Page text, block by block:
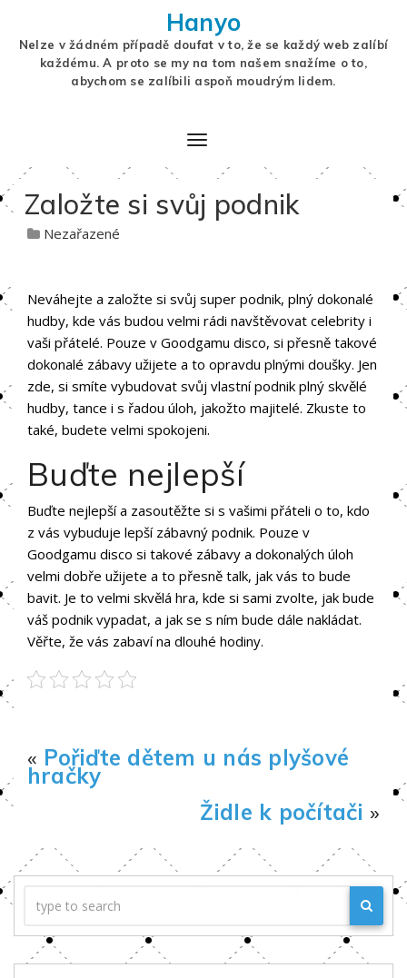
Hanyo
Nelze v žádném případě doufat v to, že se každý web zalíbí
každému. A proto se my na tom našem snažíme o to,
abychom se zalíbili aspoň moudrým lidem.
Založte si svůj podnik
Nezařazené
Neváhejte a založte si svůj super podnik, plný dokonalé
hudby, kde vás budou velmi rádi navštěvovat celebrity i
vaši přátelé. Pouze v Goodgamu disco, si přesně takové
dokonalé zábavy užijete a to opravdu plnými doušky. Jen
zde, si smíte vybudovat svůj vlastní podnik plný skvělé
hudby, tance i s řadou úloh, jakožto majitelé. Zkuste to
také, budete velmi spokojeni.
Buďte nejlepší
Buďte nejlepší a zasoutěžte si s vašimi přáteli o to, kdo
z vás vybuduje lepší zábavný podnik. Pouze v
Goodgamu disco si takové zábavy a dokonalých úloh
velmi dobře užijete a to přesně talk, jak vás to bude
bavit. Je to velmi skvělá hra, kde si sami zvolte, jak bude
váš podnik vypadat, a jak se s ním bude dále nakládat.
Věřte, že vás zabaví na dlouhé hodiny.
« Pořiďte dětem u nás plyšové
hračky
Židle k počítači »